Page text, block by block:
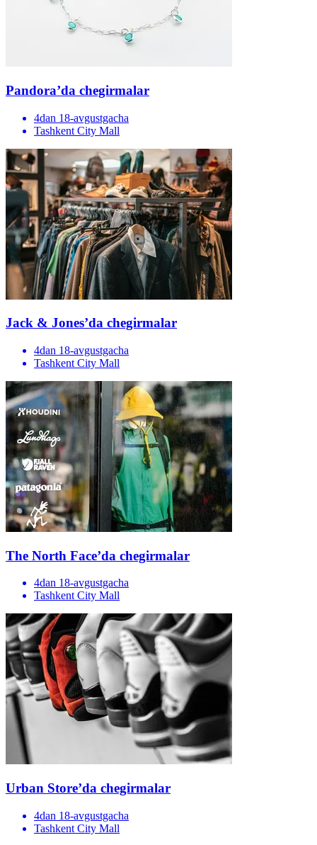
Pandora’da chegirmalar
4dan 18-avgustgacha
Tashkent City Mall
Jack & Jones’da chegirmalar
4dan 18-avgustgacha
Tashkent City Mall
The North Face’da chegirmalar
4dan 18-avgustgacha
Tashkent City Mall
Urban Store’da chegirmalar
4dan 18-avgustgacha
Tashkent City Mall